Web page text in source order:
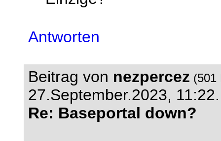
Antworten
Beitrag von nezpercez (501
27.September.2023, 11:22.
Re: Baseportal down?